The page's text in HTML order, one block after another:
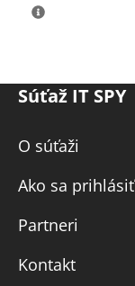
Súťaž IT SPY
O súťaži
Ako sa prihlásiť
Partneri
Kontakt